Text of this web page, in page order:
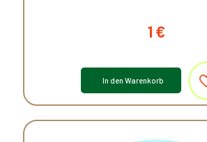
1€
In den Warenkorb